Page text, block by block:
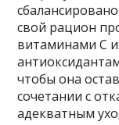
свой рацион
витаминами С
чтобы она
сочетании с
адекватным